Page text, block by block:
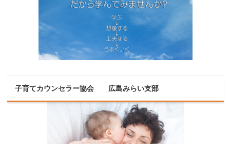
子育てカウンセラー協会 広島みらい支部